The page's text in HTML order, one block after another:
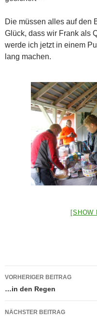
Die müssen alles auf den
Glück, dass wir Frank als
werde ich jetzt in einem
lang machen.
[SHOW
VORHERIGER BEITRAG
…in den Regen
NÄCHSTER BEITRAG